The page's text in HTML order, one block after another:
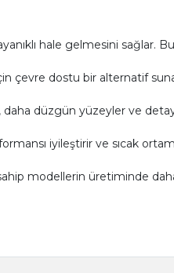
hale gelmesini sağlar.
çevre dostu bir alternatif
daha düzgün yüzeyler ve
iyileştirir ve sıcak
modellerin üretiminde